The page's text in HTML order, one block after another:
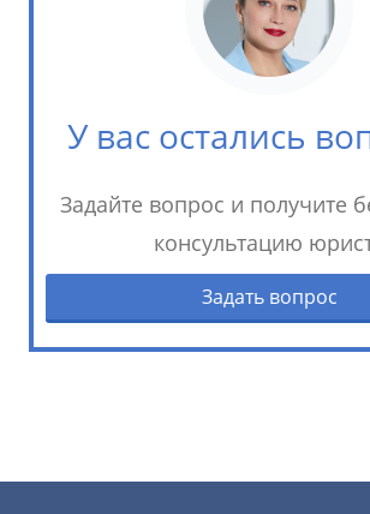
У вас остались
Задайте вопрос и получите
консультацию
Задать вопрос